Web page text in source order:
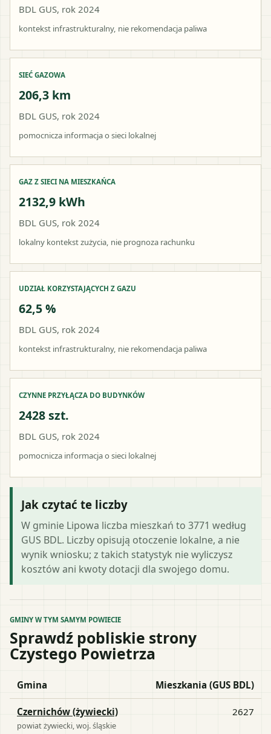
BDL GUS, rok 2024
kontekst infrastrukturalny, nie rekomendacja paliwa
SIEĆ GAZOWA
206,3 km
BDL GUS, rok 2024
pomocnicza informacja o sieci lokalnej
GAZ Z SIECI NA MIESZKAŃCA
2132,9 kWh
BDL GUS, rok 2024
lokalny kontekst zużycia, nie prognoza rachunku
UDZIAŁ KORZYSTAJĄCYCH Z GAZU
62,5 %
BDL GUS, rok 2024
kontekst infrastrukturalny, nie rekomendacja paliwa
CZYNNE PRZYŁĄCZA DO BUDYNKÓW
2428 szt.
BDL GUS, rok 2024
pomocnicza informacja o sieci lokalnej
Jak czytać te liczby
W gminie Lipowa liczba mieszkań to 3771 według
GUS BDL. Liczby opisują otoczenie lokalne, a nie
wynik wniosku; z takich statystyk nie wyliczysz
kosztów ani kwoty dotacji dla swojego domu.
GMINY W TYM SAMYM POWIECIE
Sprawdź pobliskie strony
Czystego Powietrza
Gmina Mieszkania (GUS BDL)
Czernichów (żywiecki)
powiatżywiecki , woj.śląskie
2627